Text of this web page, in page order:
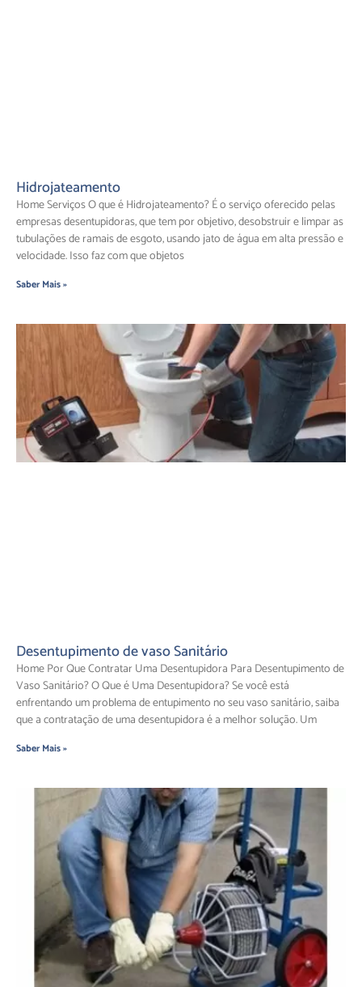
Hidrojateamento
Home Serviços O que é Hidrojateamento? É o serviço oferecido pelas
empresas desentupidoras, que tem por objetivo, desobstruir e limpar as
tubulações de ramais de esgoto, usando jato de água em alta pressão e
velocidade. Isso faz com que objetos
Saber Mais »
Desentupimento de vaso Sanitário
Home Por Que Contratar Uma Desentupidora Para Desentupimento de
Vaso Sanitário? O Que é Uma Desentupidora? Se você está
enfrentando um problema de entupimento no seu vaso sanitário, saiba
que a contratação de uma desentupidora é a melhor solução. Um
Saber Mais »